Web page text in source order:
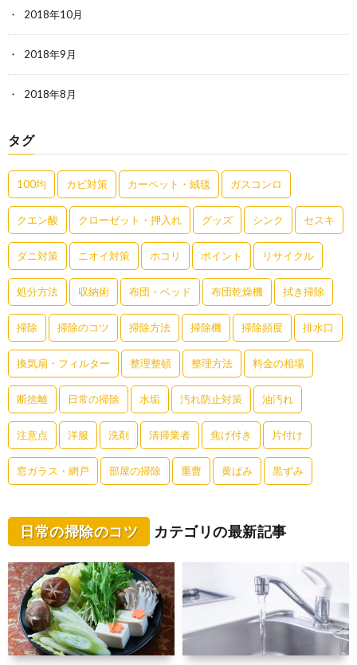
2018年10月
2018年9月
2018年8月
タグ
100均 カビ対策 カーペット・絨毯 ガスコンロ
クエン酸 クローゼット・押入れ グッズ シンク セスキ
ダニ対策 ニオイ対策 ホコリ ポイント リサイクル
処分方法 収納術 布団・ベッド 布団乾燥機 拭き掃除
掃除 掃除のコツ 掃除方法 掃除機 掃除頻度 排水口
換気扇・フィルター 整理整頓 整理方法 料金の相場
断捨離 日常の掃除 水垢 汚れ防止対策 油汚れ
注意点 洋服 洗剤 清掃業者 焦げ付き 片付け
窓ガラス・網戸 部屋の掃除 重曹 黄ばみ 黒ずみ
日常の掃除のコツ カテゴリの最新記事